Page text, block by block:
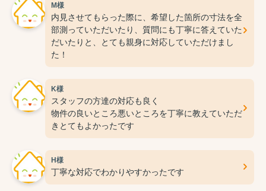
M様
内見させてもらった際に、希望した箇所の寸法を全
部測っていただいたり、質問にも丁寧に答えていた
だいたりと、とても親身に対応していただけまし
た！
K様
スタッフの方達の対応も良く
物件の良いところ悪いところを丁寧に教えていただ
きとてもよかったです
H様
丁寧な対応でわかりやすかったです